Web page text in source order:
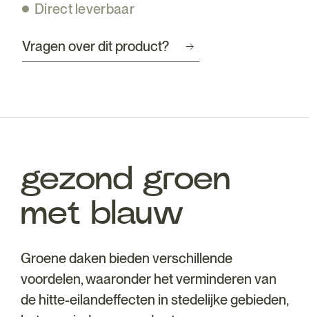
Direct leverbaar
Vragen over dit product?
gezond groen
met blauw
Groene daken bieden verschillende
voordelen, waaronder het verminderen van
de hitte-eilandeffecten in stedelijke gebieden,